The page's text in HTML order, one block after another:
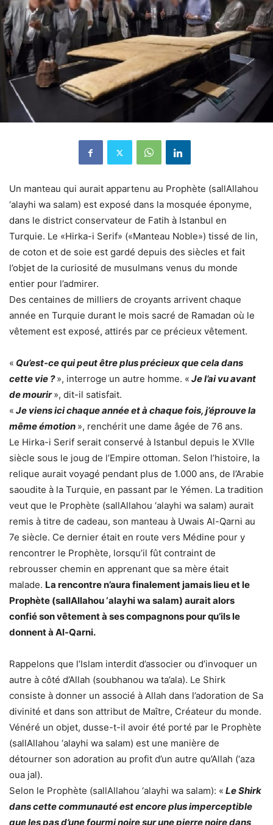
Un manteau qui aurait appartenu au Prophète (sallAllahou
‘alayhi wa salam) est exposé dans la mosquée éponyme,
dans le district conservateur de Fatih à Istanbul en
Turquie. Le «Hirka-i Serif» («Manteau Noble») tissé de lin,
de coton et de soie est gardé depuis des siècles et fait
l’objet de la curiosité de musulmans venus du monde
entier pour l’admirer.
Des centaines de milliers de croyants arrivent chaque
année en Turquie durant le mois sacré de Ramadan où le
vêtement est exposé, attirés par ce précieux vêtement.
« Qu’est-ce qui peut être plus précieux que cela dans
cette vie ? », interroge un autre homme. « Je l’ai vu avant
de mourir », dit-il satisfait.
« Je viens ici chaque année et à chaque fois, j’éprouve la
même émotion », renchérit une dame âgée de 76 ans.
Le Hirka-i Serif serait conservé à Istanbul depuis le XVIIe
siècle sous le joug de l’Empire ottoman. Selon l’histoire, la
relique aurait voyagé pendant plus de 1.000 ans, de l’Arabie
saoudite à la Turquie, en passant par le Yémen. La tradition
veut que le Prophète (sallAllahou ‘alayhi wa salam) aurait
remis à titre de cadeau, son manteau à Uwais Al-Qarni au
7e siècle. Ce dernier était en route vers Médine pour y
rencontrer le Prophète, lorsqu’il fût contraint de
rebrousser chemin en apprenant que sa mère était
malade. La rencontre n’aura finalement jamais lieu et le
Prophète (sallAllahou ‘alayhi wa salam) aurait alors
confié son vêtement à ses compagnons pour qu’ils le
donnent à Al-Qarni.
Rappelons que l’Islam interdit d’associer ou d’invoquer un
autre à côté d’Allah (soubhanou wa ta’ala). Le Shirk
consiste à donner un associé à Allah dans l’adoration de Sa
divinité et dans son attribut de Maître, Créateur du monde.
Vénéré un objet, dusse-t-il avoir été porté par le Prophète
(sallAllahou ‘alayhi wa salam) est une manière de
détourner son adoration au profit d’un autre qu’Allah (‘aza
oua jal).
Selon le Prophète (sallAllahou ‘alayhi wa salam): « Le Shirk
dans cette communauté est encore plus imperceptible
que les pas d’une fourmi noire sur une pierre noire dans